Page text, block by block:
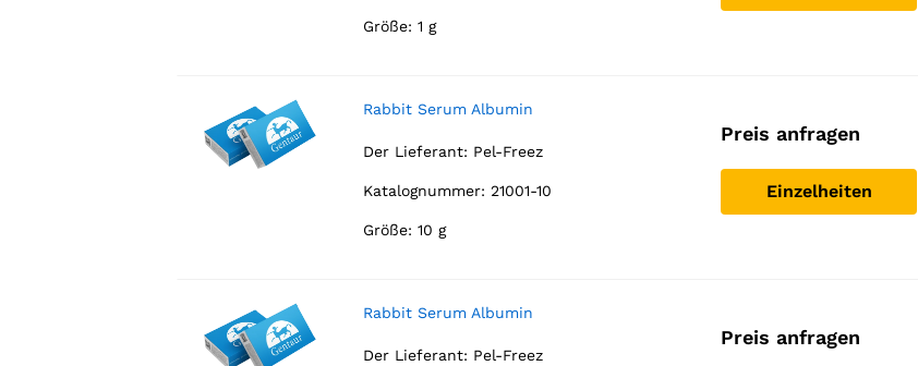
Größe: 1 g
Rabbit Serum Albumin
Der Lieferant: Pel-Freez
Katalognummer: 21001-10
Größe: 10 g
Preis anfragen
Einzelheiten
Rabbit Serum Albumin
Der Lieferant: Pel-Freez
Preis anfragen